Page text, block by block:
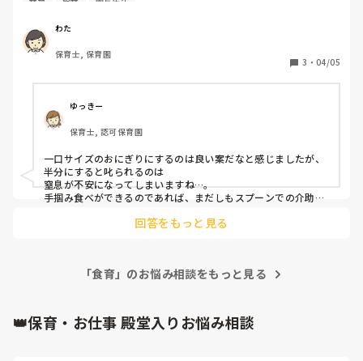
むようになると対策をして、丸呑みする子にそれは誤った対
策では？と疑問におもってます。
つまらせるのではないかと怖く、おにぎりを半分にして子ど
ないでしょ！」と怒られてしまいました。
本当にこの対策であってるのでしょうか？
わた
保育士, 保育園
3 ・ 04/05
ゆっきー
保育士, 認可保育園
一口サイズのおにぎりにするのは良い案だなと感じましたが、
半分にすると叱られるのは
窒息が不安になってしまいますね…。
手掴み食べができるのであれば、まだしもスプーンでの介助で
良いのかなと感じます。回答をもっと見る
「食育」のお悩み相談をもっと見る
👑保育・お仕事 殿堂入りお悩み相談